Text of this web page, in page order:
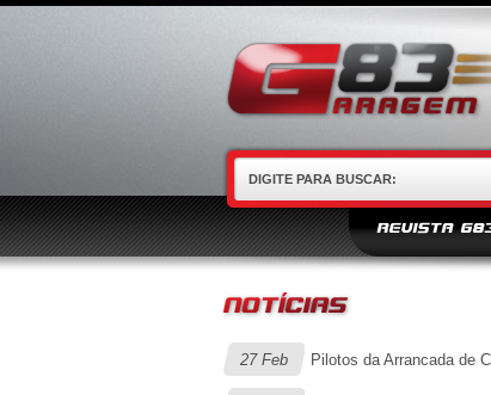
REVISTA
27 Feb Pilotos da Arrancada de